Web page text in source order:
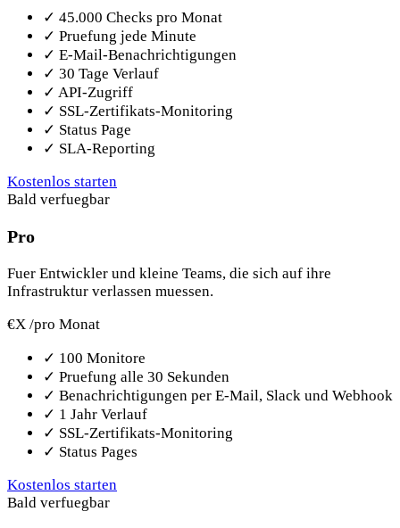
✓ 45.000 Checks pro Monat
✓ Pruefung jede Minute
✓ E-Mail-Benachrichtigungen
✓ 30 Tage Verlauf
✓ API-Zugriff
✓ SSL-Zertifikats-Monitoring
✓ Status Page
✓ SLA-Reporting
Kostenlos starten
Bald verfuegbar
Pro
Fuer Entwickler und kleine Teams, die sich auf ihre
Infrastruktur verlassen muessen.
€X /pro Monat
✓ 100 Monitore
✓ Pruefung alle 30 Sekunden
✓ Benachrichtigungen per E-Mail, Slack und Webhook
✓ 1 Jahr Verlauf
✓ SSL-Zertifikats-Monitoring
✓ Status Pages
Kostenlos starten
Bald verfuegbar